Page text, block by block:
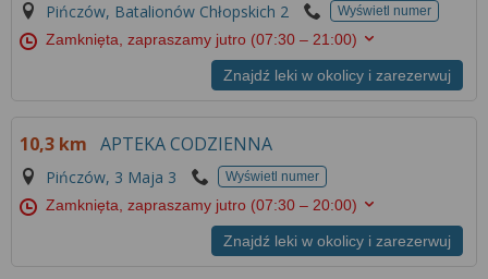
Pińczów, Batalionów Chłopskich 2 Wyświetl numer
Zamknięta, zapraszamy jutro (07:30 – 21:00)
Znajdź leki w okolicy i zarezerwuj
10,3 km APTEKA CODZIENNA
Pińczów, 3 Maja 3 Wyświetl numer
Zamknięta, zapraszamy jutro (07:30 – 20:00)
Znajdź leki w okolicy i zarezerwuj